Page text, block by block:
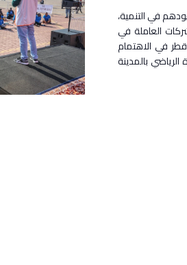
تقديراً لجهودهم في التنمية،
العاملة في
في الاهتمام
بالمدينة